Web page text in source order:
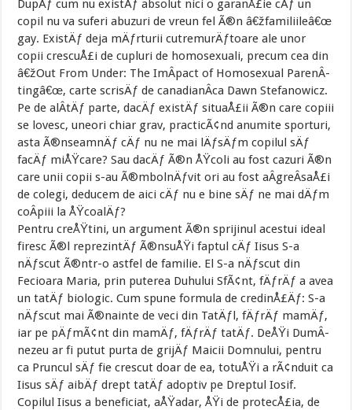
DupÄƒ cum nu existÄƒ absolut nici o garanÅ£ie cÄƒ un
copil nu va suferi abuzuri de vreun fel Ã®n â€žfamiliileâ€œ
gay. ExistÄƒ deja mÄƒrturii cutremurÄƒtoare ale unor
copii crescuÅ£i de cupluri de homosexuali, precum cea din
â€žOut From Under: The ImÂ­pact of Homosexual ParenÂ­
tingâ€œ, carte scrisÄƒ de canadianÂ­ca Dawn Stefanowicz.
Pe de alÂ­tÄƒ parte, dacÄƒ existÄƒ situaÅ£ii Ã®n care copiii
se lovesc, uneori chiar grav, practicÃ¢nd anumite sporturi,
asta Ã®nseamnÄƒ cÄƒ nu ne mai lÄƒsÄƒm copilul sÄƒ
facÄƒ miÅŸcare? Sau dacÄƒ Ã®n ÅŸcoli au fost cazuri Ã®n
care unii copii s-au Ã®mbolnÄƒvit ori au fost aÂ­greÂ­saÅ£i
de colegi, deducem de aici cÄƒ nu e bine sÄƒ ne mai dÄƒm
coÂ­piii la ÅŸcoalÄƒ?
Pentru creÅŸtini, un argument Ã®n sprijinul acestui ideal
firesc Ã®l reprezintÄƒ Ã®nsuÅŸi faptul cÄƒ Iisus S-a
nÄƒscut Ã®ntr-o astfel de familie. El S-a nÄƒscut din
Fecioara Maria, prin puterea Duhului SfÃ¢nt, fÄƒrÄƒ a avea
un tatÄƒ biologic. Cum spune formula de credinÅ£Äƒ: S-a
nÄƒscut mai Ã®nainte de veci din TatÄƒl, fÄƒrÄƒ mamÄƒ,
iar pe pÄƒmÃ¢nt din mamÄƒ, fÄƒrÄƒ tatÄƒ. DeÅŸi DumÂ­
nezeu ar fi putut purta de grijÄƒ Maicii Domnului, pentru
ca Pruncul sÄƒ fie crescut doar de ea, totuÅŸi a rÃ¢nduit ca
Iisus sÄƒ aibÄƒ drept tatÄƒ adoptiv pe Dreptul Iosif.
Copilul Iisus a beneficiat, aÅŸadar, ÅŸi de protecÅ£ia, de